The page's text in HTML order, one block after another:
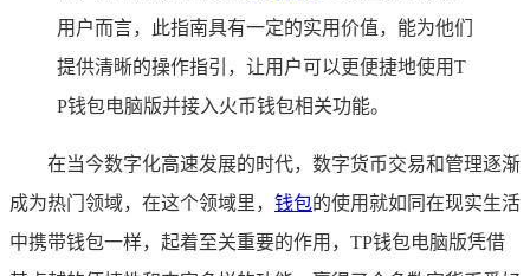
用户而言，此指南具有一定的实用价值，能为他们
提供清晰的操作指引，让用户可以更便捷地使用T
P钱包电脑版并接入火币钱包相关功能。
在当今数字化高速发展的时代，数字货币交易和管理逐渐
成为热门领域，在这个领域里， 钱包的使用就如同在现实生活
中携带钱包一样，起着至关重要的作用，TP钱包电脑版凭借